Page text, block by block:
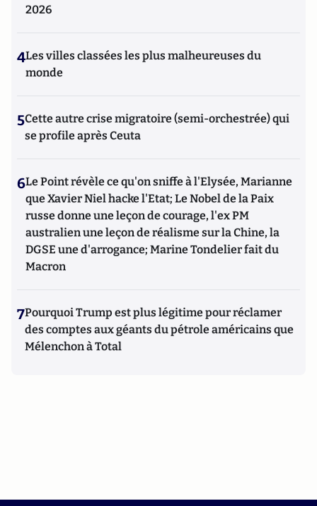
2026
4Les villes classées les plus malheureuses du
monde
5Cette autre crise migratoire (semi-orchestrée) qui
se profile après Ceuta
6Le Point révèle ce qu'on sniffe à l'Elysée, Marianne
que Xavier Niel hacke l'Etat; Le Nobel de la Paix
russe donne une leçon de courage, l'ex PM
australien une leçon de réalisme sur la Chine, la
DGSE une d'arrogance; Marine Tondelier fait du
Macron
7Pourquoi Trump est plus légitime pour réclamer
des comptes aux géants du pétrole américains que
Mélenchon à Total